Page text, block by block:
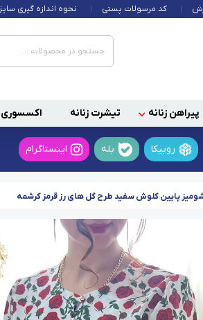
کد مرسولات پستی نحوه اندازه گیری سایز
پیراهن زنانه تیشرت زنانه اکسسوری
روبیکا بله اینستاگرام
پایین کلوش سفید طرح گل های رز قرمز کرشمه